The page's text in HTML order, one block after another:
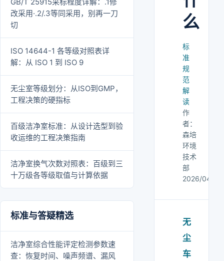
改采用·.2/.3等同采用，别再一刀
切
ISO 14644-1 各等级对照表详
解：从 ISO 1 到 ISO 9
无尘室等级划分：从ISO到GMP，
工程决策的硬指标
百级洁净室标准：从设计选型到验
收运维的工程决策指南
洁净室换气次数对照表：百级到三
十万级各等级取值与计算依据
标准与答疑精选
洁净室综合性能评定检测参数速
查：恢复时间、噪声频谱、漏风
么
标
准
规
范
解
读
作
者：
森培
环境
技术
部
2026/04/12
无
尘
车